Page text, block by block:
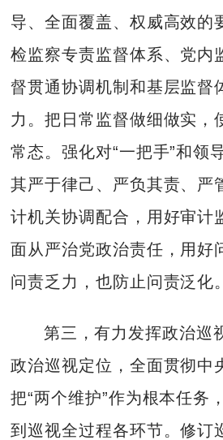
导、全面覆盖、权威高效的
检监察专责监督体系、党内
督贯通协调机制和基层监督
力。把日常监督做细做实，
常态。强化对“一把手”和领
其严于律己、严负其责、严
计机关协调配合，用好审计
面从严治党政治责任，用好
问责乏力，也防止问责泛化。
第三，有力发挥政治巡
政治巡视定位，全面贯彻中
把“两个维护”作为根本任务
到巡视全过程各环节。修订